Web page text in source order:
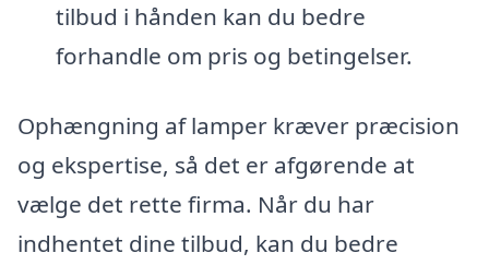
tilbud i hånden kan du bedre
forhandle om pris og betingelser.
Ophængning af lamper kræver præcision
og ekspertise, så det er afgørende at
vælge det rette firma. Når du har
indhentet dine tilbud, kan du bedre